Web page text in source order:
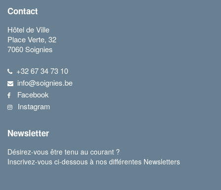
Contact
Hôtel de Ville
Place Verte, 32
7060 Soignies
+32 67 34 73 10
info@soignies.be
Facebook
Instagram
Newsletter
Désirez-vous être tenu au courant ?
Inscrivez-vous ci-dessous à nos différentes Newsletters